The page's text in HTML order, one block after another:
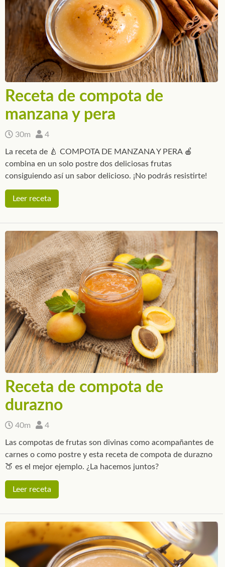
Receta de compota de
manzana y pera
30m 4
La receta de 🍐 COMPOTA DE MANZANA Y PERA 🍎
combina en un solo postre dos deliciosas frutas
consiguiendo así un sabor delicioso. ¡No podrás resistirte!
Leer receta
Receta de compota de
durazno
40m 4
Las compotas de frutas son divinas como acompañantes de
carnes o como postre y esta receta de compota de durazno
🍑 es el mejor ejemplo. ¿La hacemos juntos?
Leer receta